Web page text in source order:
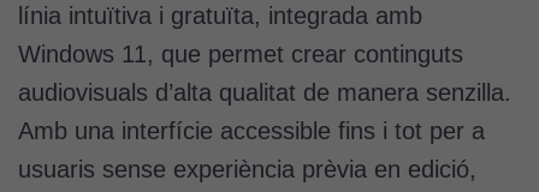
línia intuïtiva i gratuïta, integrada amb
Windows 11, que permet crear continguts
audiovisuals d’alta qualitat de manera senzilla.
Amb una interfície accessible fins i tot per a
usuaris sense experiència prèvia en edició,